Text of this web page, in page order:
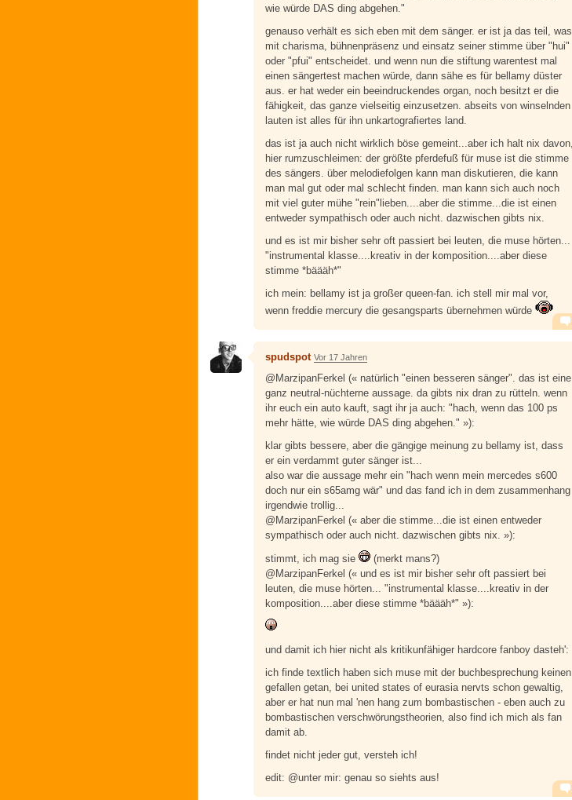
wie würde DAS ding abgehen."
genauso verhält es sich eben mit dem sänger. er ist ja das teil, was
mit charisma, bühnenpräsenz und einsatz seiner stimme über "hui"
oder "pfui" entscheidet. und wenn nun die stiftung warentest mal
einen sängertest machen würde, dann sähe es für bellamy düster
aus. er hat weder ein beeindruckendes organ, noch besitzt er die
fähigkeit, das ganze vielseitig einzusetzen. abseits von winselnden
lauten ist alles für ihn unkartografiertes land.
das ist ja auch nicht wirklich böse gemeint...aber ich halt nix davon,
hier rumzuschleimen: der größte pferdefuß für muse ist die stimme
des sängers. über melodiefolgen kann man diskutieren, die kann
man mal gut oder mal schlecht finden. man kann sich auch noch
mit viel guter mühe "rein"lieben....aber die stimme...die ist einen
entweder sympathisch oder auch nicht. dazwischen gibts nix.
und es ist mir bisher sehr oft passiert bei leuten, die muse hörten...
"instrumental klasse....kreativ in der komposition....aber diese
stimme *bäääh*"
ich mein: bellamy ist ja großer queen-fan. ich stell mir mal vor,
wenn freddie mercury die gesangsparts übernehmen würde
Alarm Antworten
spudspot Vor 17 Jahren
@MarzipanFerkel (« natürlich "einen besseren sänger". das ist eine
ganz neutral-nüchterne aussage. da gibts nix dran zu rütteln. wenn
ihr euch ein auto kauft, sagt ihr ja auch: "hach, wenn das 100 ps
mehr hätte, wie würde DAS ding abgehen." »):
klar gibts bessere, aber die gängige meinung zu bellamy ist, dass
er ein verdammt guter sänger ist...
also war die aussage mehr ein "hach wenn mein mercedes s600
doch nur ein s65amg wär" und das fand ich in dem zusammenhang
irgendwie trollig...
@MarzipanFerkel (« aber die stimme...die ist einen entweder
sympathisch oder auch nicht. dazwischen gibts nix. »):
stimmt, ich mag sie
(merkt mans?)
@MarzipanFerkel (« und es ist mir bisher sehr oft passiert bei
leuten, die muse hörten... "instrumental klasse....kreativ in der
komposition....aber diese stimme *bäääh*" »):
und damit ich hier nicht als kritikunfähiger hardcore fanboy dasteh':
ich finde textlich haben sich muse mit der buchbesprechung keinen
gefallen getan, bei united states of eurasia nervts schon gewaltig,
aber er hat nun mal 'nen hang zum bombastischen - eben auch zu
bombastischen verschwörungstheorien, also find ich mich als fan
damit ab.
findet nicht jeder gut, versteh ich!
edit: @unter mir: genau so siehts aus!